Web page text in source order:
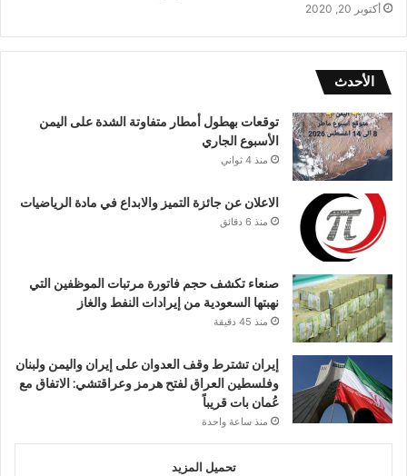
أكتوبر 20, 2020
الأحدث
توقعات بهطول أمطار متفاوتة الشدة على اليمن
الأسبوع الجاري
منذ 4 ثواني
الاعلان عن جائزة التميز والابداع في مادة الرياضيات
منذ 6 دقائق
صنعاء تكشف حجم فاتورة مرتبات الموظفين التي
نهبتها السعودية من إيرادات النفط والغاز
منذ 45 دقيقة
إيران تشترط وقف العدوان على إيران واليمن ولبنان
وفلسطين العراق لفتح هرمز وعراقتشي: الاتفاق مع
عُمان بات قريباً
منذ ساعة واحدة
تحميل المزيد